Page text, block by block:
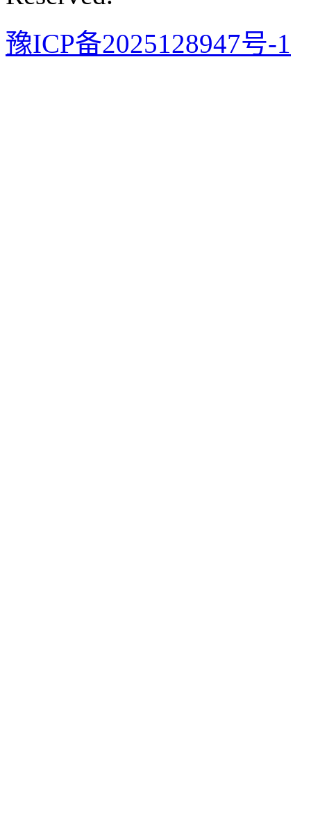
豫ICP备2025128947号-1